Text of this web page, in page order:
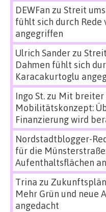
DEWFan zu Streit
fühlt sich durch Rede
angegriffen
Ulrich Sanderzu
Dahmen fühlt sich
Karacakurtoglu
Ingo St.zu Mit breiter
Mobilitätskonzept:
Finanzierung wird
Nordstadtblogger-
für die
Aufenthaltsflächen
Trina zu
Mehr Grün und neue
angedacht